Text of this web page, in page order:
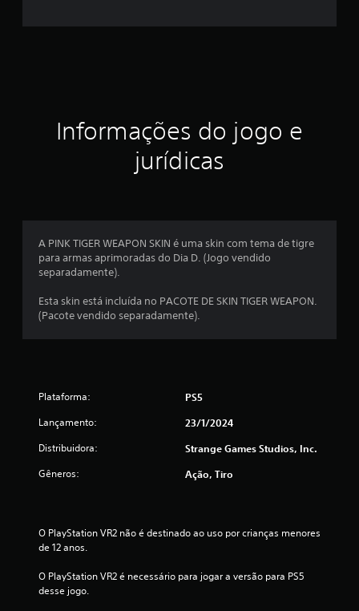
Informações do jogo e
jurídicas
A PINK TIGER WEAPON SKIN é uma skin com tema de tigre
para armas aprimoradas do Dia D. (Jogo vendido
separadamente).
Esta skin está incluída no PACOTE DE SKIN TIGER WEAPON.
(Pacote vendido separadamente).
Plataforma: PS5
Lançamento: 23/1/2024
Distribuidora: Strange Games Studios, Inc.
Gêneros: Ação, Tiro
O PlayStation VR2 não é destinado ao uso por crianças menores
de 12 anos.
O PlayStation VR2 é necessário para jogar a versão para PS5
desse jogo.